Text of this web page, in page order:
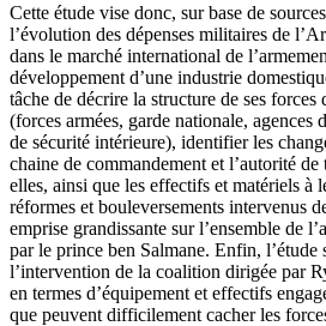
Cette étude vise donc, sur base de
l’évolution des dépenses militaires de
dans le marché international de
développement d’une industrie
tâche de décrire la structure de ses forces
(forces armées, garde nationale, agences
de sécurité intérieure), identifier les
chaine de commandement et l’autorité de
elles, ainsi que les effectifs et matériels à
réformes et bouleversements intervenus
emprise grandissante sur l’ensemble de
par le prince ben Salmane. Enfin, l’étude
l’intervention de la coalition dirigée par
en termes d’équipement et effectifs
que peuvent difficilement cacher les